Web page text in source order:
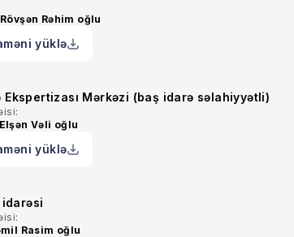
Rəhim oğlu
yüklə
Ekspertizası Mərkəzi (baş idarə səlahiyyətli)
Vəli oğlu
yüklə
Rasim oğlu